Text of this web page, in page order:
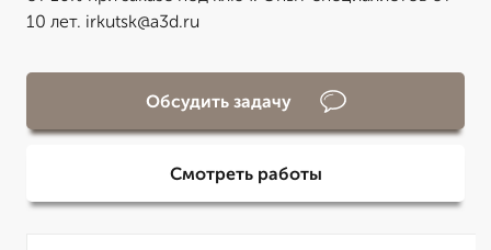
10 лет. irkutsk@a3d.ru
Обсудить задачу
Смотреть работы